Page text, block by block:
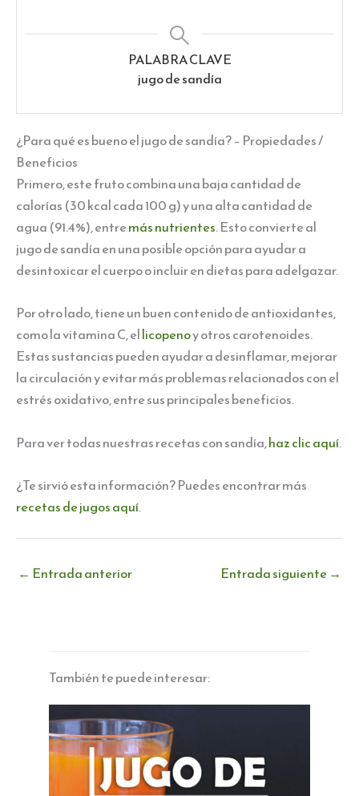
PALABRA CLAVE
jugo de sandía
¿Para qué es bueno el jugo de sandía? – Propiedades /
Beneficios
Primero, este fruto combina una baja cantidad de
calorías (30 kcal cada 100 g) y una alta cantidad de
agua (91.4%), entremás nutrientes. Esto convierte al
jugo de sandía en una posible opción para ayudar a
desintoxicar el cuerpo o incluir en dietas para adelgazar.
Por otro lado, tiene un buen contenido de antioxidantes,
como la vitamina C, ellicopenoy otros carotenoides.
Estas sustancias pueden ayudar a desinflamar, mejorar
la circulación y evitar más problemas relacionados con el
estrés oxidativo, entre sus principales beneficios.
Para ver todas nuestras recetas con sandía,haz clic aquí.
¿Te sirvió esta información? Puedes encontrar más
recetas de jugos aquí.
← Entrada anterior Entrada siguiente →
También te puede interesar: